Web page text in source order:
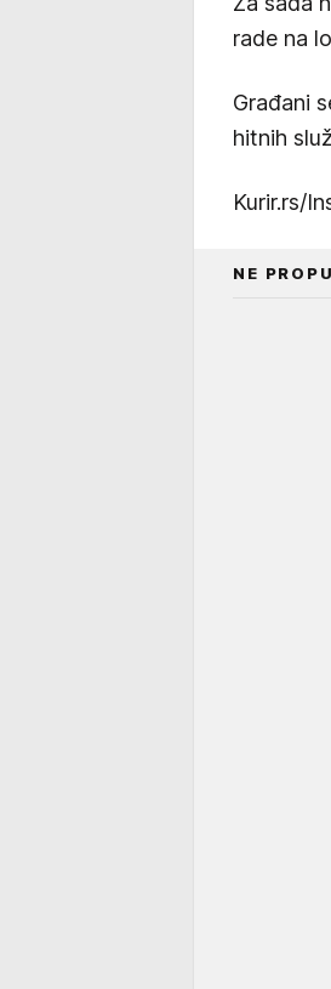
rade na
Građani
hitnih
Kurir.rs/
NE